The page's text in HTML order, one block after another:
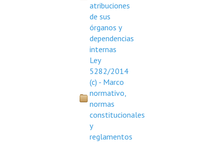
Informe y Dictamen sobre el Informe Financiero del Ministerio de
Rendición de Cuentas de Viáticos
Reporte de Hechos Punibles
Rendición de Cuentas ONG´s
Control de Vehículos del Estado
atribuciones
de sus
órganos y
dependencias
internas
Ley
5282/2014
(c) - Marco
normativo,
normas
constitucionales
y
reglamentos